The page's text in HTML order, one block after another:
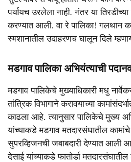
पर्यायच उरलेला नाही. नंतर या
करण्यात आली. वा रे पालिका! गलथान
स्मशानातील उदाहरणच घालून दिले
मडगाव पालिका अभियंत्याची
मडगाव पालिकेचे मुख्याधिकारी मधु
तांत्रिक विभागाने करावयाच्या
काढला आहे. त्यानुसार पालिकेचे मुख्य
यांच्याकडे मडगाव मतदारसंघातील
सुपरव्हिजनची जबाबदारी देण्यात
देसाई यांच्याकडे फातोर्डा